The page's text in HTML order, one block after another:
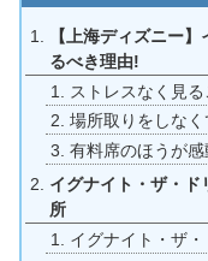
【上海ディズニー
るべき理由!
ストレスなく見
場所取りをしなく
有料席のほうが感
イグナイト・ザ・ド
所
イグナイト・ザ